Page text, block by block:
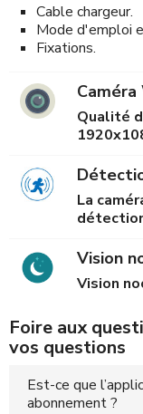
Cable chargeur.
Mode d'emploi
Fixations.
Caméra
Qualité
La
Vision
Vision
Foire aux
vos questions
Est-ce que
abonnement ?